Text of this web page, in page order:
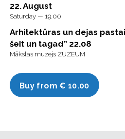
22. August
Saturday — 19.00
Arhitektūras un dejas
šeit un tagad” 22.08
Mākslas muzejs ZUZEUM
Buy from € 10.00